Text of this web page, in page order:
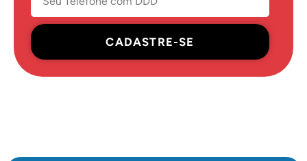
CADASTRE-SE